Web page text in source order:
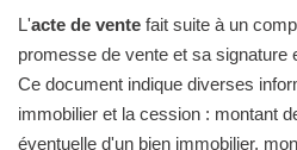
L'acte de vente fait suite à un
promesse de vente et sa signature
Ce document indique diverses
immobilier et la cession : montant
éventuelle d'un bien immobilier,